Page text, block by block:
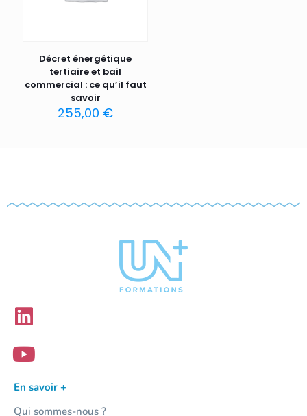
Décret énergétique
tertiaire et bail
commercial : ce qu’il faut
savoir
255,00 €
En savoir +
Qui sommes-nous ?